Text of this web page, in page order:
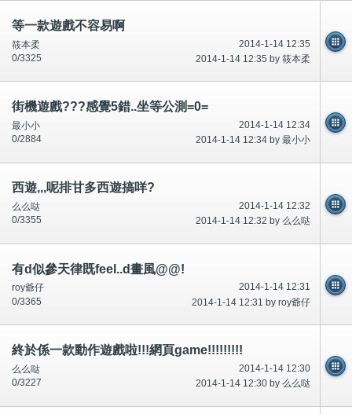
等一款遊戲不容易啊
2014-1-14 12:35
筱本柔
2014-1-14 12:35 by 筱本柔
0/3325
街機遊戲???感覺5錯..坐等公測=0=
2014-1-14 12:34
最小小
2014-1-14 12:34 by 最小小
0/2884
西遊,,,呢排甘多西遊搞咩?
2014-1-14 12:32
么么哒
2014-1-14 12:32 by 么么哒
0/3355
有d似參天律既feel..d畫風@@!
2014-1-14 12:31
roy爺仔
2014-1-14 12:31 by roy爺仔
0/3365
終於係一款動作遊戲啦!!!網頁game!!!!!!!!!
2014-1-14 12:30
么么哒
2014-1-14 12:30 by 么么哒
0/3227